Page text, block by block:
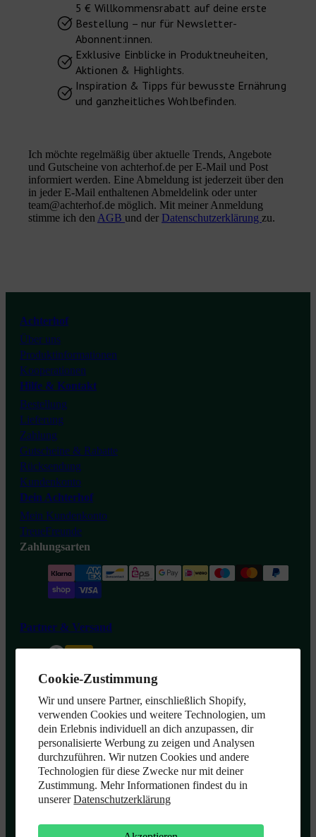
Cookie-Zustimmung
Wir und unsere Partner, einschließlich Shopify,
verwenden Cookies und weitere Technologien, um
dein Erlebnis individuell an dich anzupassen, dir
personalisierte Werbung zu zeigen und Analysen
durchzuführen. Wir nutzen Cookies und andere
Technologien für diese Zwecke nur mit deiner
Zustimmung. Mehr Informationen findest du in
unsererDatenschutzerklärung
5 € Willkommensrabatt auf deine erste
Bestellung – nur für Newsletter-
Abonnent:innen.
Exklusive Einblicke in Produktneuheiten,
Aktionen & Highlights.
Inspiration & Tipps für bewusste Ernährung
und ganzheitliches Wohlbefinden.
Ich möchte regelmäßig über aktuelle Trends, Angebote
und Gutscheine von achterhof.de per E-Mail und Post
informiert werden. Eine Abmeldung ist jederzeit über den
in jeder E-Mail enthaltenen Abmeldelink oder unter
team@achterhof.de möglich. Mit meiner Anmeldung
stimme ich den AGB und der Datenschutzerklärung zu.
Instagram
Achterhof
Über uns
Produktinformationen
Kooperationen
Hilfe & Kontakt
Bestellung
Lieferung
Zahlung
Gutscheine & Rabatte
Rücksendung
Kundenkonto
Dein Achterhof
Mein Kundenkonto
TreueFreunde
Zahlungsarten
Partner & Versand
Widerrufsformular
Achterhof
Datenschutzerklärung